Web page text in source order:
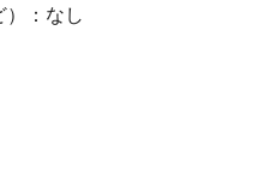
）：なし